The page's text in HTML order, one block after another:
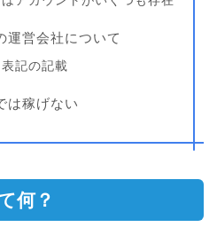
運営会社について
記の記載
は稼げない
何？